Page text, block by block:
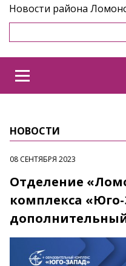
Новости района
НОВОСТИ
08 СЕНТЯБРЯ 2023
Отделение
комплекса